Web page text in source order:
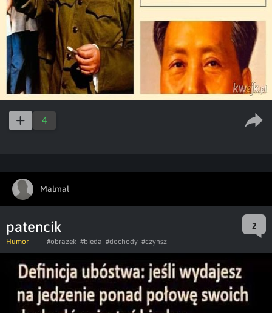
4
Malmal
patencik 2
Humor #obrazek #bieda #dochody #czynsz